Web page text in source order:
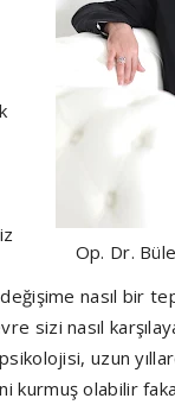
Op. Dr.
nasıl bir
sizi nasıl
uzun
kurmuş olabilir